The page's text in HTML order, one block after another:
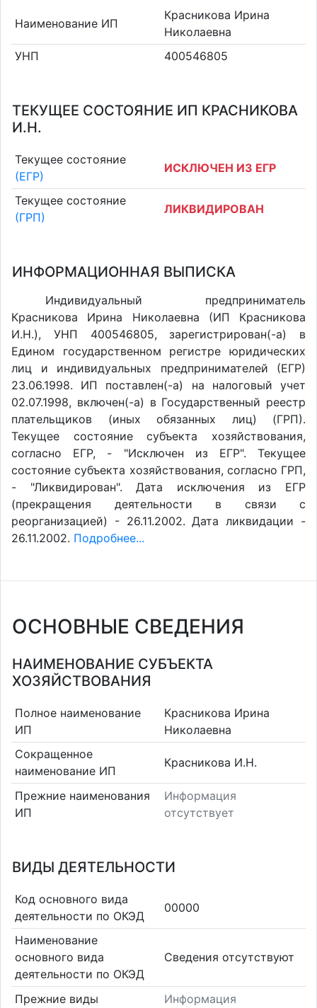
Наименование ИП
Красникова Ирина
Николаевна
УНП
400546805
ТЕКУЩЕЕ СОСТОЯНИЕ ИП КРАСНИКОВА
И.Н.
Текущее состояние
(ЕГР)
ИСКЛЮЧЕН ИЗ ЕГР
Текущее состояние
(ГРП)
ЛИКВИДИРОВАН
ИНФОРМАЦИОННАЯ ВЫПИСКА
Индивидуальный предприниматель
Красникова Ирина Николаевна (ИП Красникова
И.Н.), УНП 400546805, зарегистрирован(-а) в
Едином государственном регистре юридических
лиц и индивидуальных предпринимателей (ЕГР)
23.06.1998. ИП поставлен(-a) на налоговый учет
02.07.1998, включен(-a) в Государственный реестр
плательщиков (иных обязанных лиц) (ГРП).
Текущее состояние субъекта хозяйствования,
согласно ЕГР, - "Исключен из ЕГР". Текущее
состояние субъекта хозяйствования, согласно ГРП,
- "Ликвидирован". Дата исключения из ЕГР
(прекращения деятельности в связи с
реорганизацией) - 26.11.2002. Дата ликвидации -
26.11.2002. Подробнее...
ОСНОВНЫЕ СВЕДЕНИЯ
НАИМЕНОВАНИЕ СУБЪЕКТА
ХОЗЯЙСТВОВАНИЯ
Полное наименование
ИП
Красникова Ирина
Николаевна
Сокращенное
наименование ИП
Красникова И.Н.
Прежние наименования
ИП
Информация
отсутствует
ВИДЫ ДЕЯТЕЛЬНОСТИ
Код основного вида
деятельности по ОКЭД
00000
Наименование
основного вида
деятельности по ОКЭД
Cведения отсутствуют
Прежние виды
Информация